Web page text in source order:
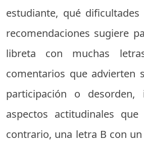
estudiante, qué
recomendaciones sugiere
libreta con muchas
comentarios que advierten
participación o
aspectos actitudinales
contrario, una letra B con